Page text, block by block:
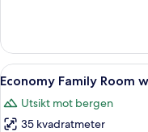
Room
with
Land
Öppna
alla
foton
för
4
Economy Family Room
Utsikt mot bergen
35 kvadratmeter